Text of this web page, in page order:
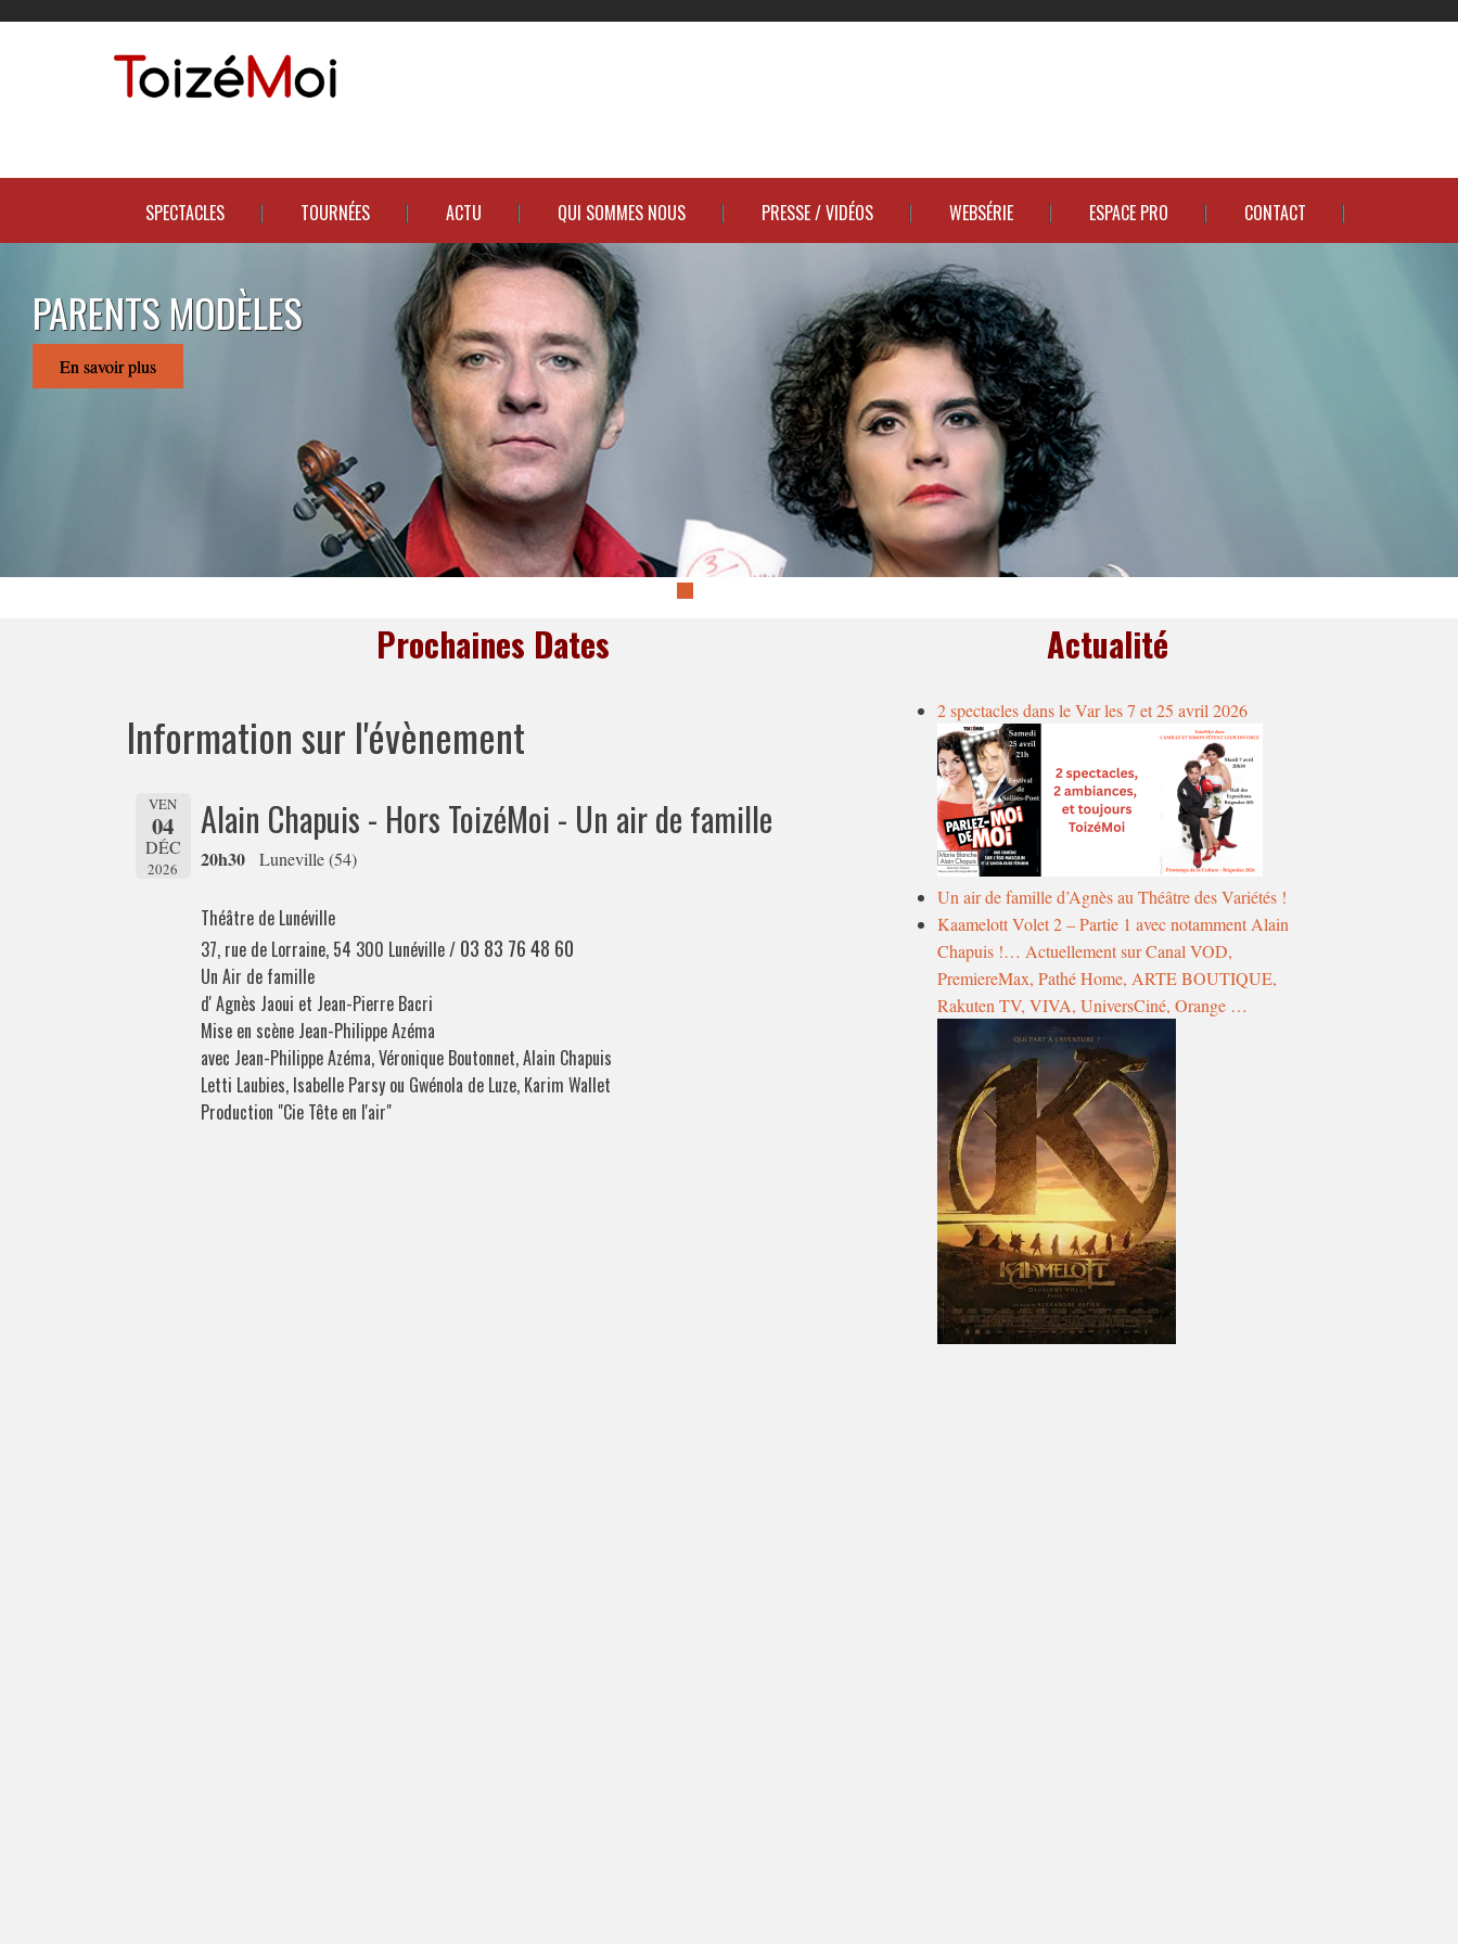
SPECTACLES TOURNÉES ACTU QUI SOMMES NOUS PRESSE / VIDÉOS WEBSÉRIE ESPACE PRO CONTACT
CAMILLE ET SIMON FÊTENT LEUR DIVORCE
En savoir plus
Prochaines Dates
Information sur l'évènement
VEN
04
DÉC
2026
Alain Chapuis - Hors ToizéMoi - Un air de famille
20h30 Luneville (54)
Théâtre de Lunéville
37, rue de Lorraine, 54 300 Lunéville / 03 83 76 48 60
Un Air de famille
d' Agnès Jaoui et Jean-Pierre Bacri
Mise en scène Jean-Philippe Azéma
avec Jean-Philippe Azéma, Véronique Boutonnet, Alain Chapuis
Letti Laubies, Isabelle Parsy ou Gwénola de Luze, Karim Wallet
Production "Cie Tête en l'air"
Actualité
2 spectacles dans le Var les 7 et 25 avril 2026
Un air de famille d’Agnès au Théâtre des Variétés !
Kaamelott Volet 2 – Partie 1 avec notamment Alain
Chapuis !… Actuellement sur Canal VOD,
PremiereMax, Pathé Home, ARTE BOUTIQUE,
Rakuten TV, VIVA, UniversCiné, Orange …